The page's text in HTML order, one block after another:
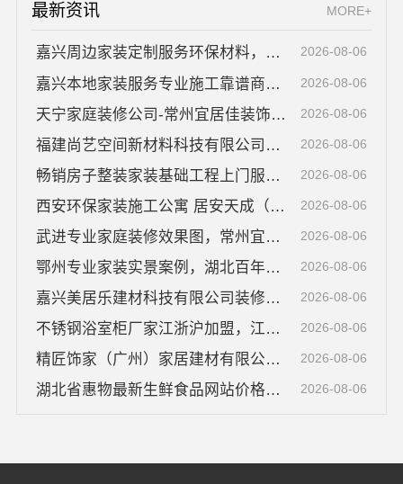
最新资讯 MORE+
嘉兴周边家装定制服务环保材料，美派建材一站式整装到家 2026-08-06
嘉兴本地家装服务专业施工靠谱商家，美派建材口碑之选 2026-08-06
天宁家庭装修公司-常州宜居佳装饰工程有限公司 2026-08-06
福建尚艺空间新材料科技有限公司，现代简约室内家装免费设计价格 2026-08-06
畅销房子整装家装基础工程上门服务，浙江乐享新材料有限公司全程管控 2026-08-06
西安环保家装施工公寓 居安天成（西安）建筑工程有限责任公司 2026-08-06
武进专业家庭装修效果图，常州宜居佳装饰工程有限公司 2026-08-06
鄂州专业家装实景案例，湖北百年米莱空间美学装饰材料有限公司 2026-08-06
嘉兴美居乐建材科技有限公司装修电话，新房旧房全包咨询 2026-08-06
不锈钢浴室柜厂家江浙沪加盟，江苏东钢金属科技有限公司诚邀合作 2026-08-06
精匠饰家（广州）家居建材有限公司番禺家装新房报价 2026-08-06
湖北省惠物最新生鲜食品网站价格分析 2026-08-06